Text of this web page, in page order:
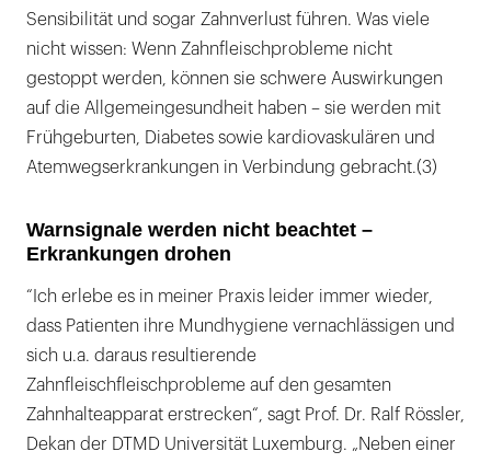
Sensibilität und sogar Zahnverlust führen. Was viele
nicht wissen: Wenn Zahnfleischprobleme nicht
gestoppt werden, können sie schwere Auswirkungen
auf die Allgemeingesundheit haben – sie werden mit
Frühgeburten, Diabetes sowie kardiovaskulären und
Atemwegserkrankungen in Verbindung gebracht.(3)
Warnsignale werden nicht beachtet –
Erkrankungen drohen
“Ich erlebe es in meiner Praxis leider immer wieder,
dass Patienten ihre Mundhygiene vernachlässigen und
sich u.a. daraus resultierende
Zahnfleischfleischprobleme auf den gesamten
Zahnhalteapparat erstrecken“, sagt Prof. Dr. Ralf Rössler,
Dekan der DTMD Universität Luxemburg. „Neben einer